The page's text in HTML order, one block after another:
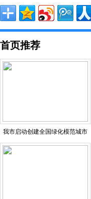
首页推荐
我市启动创建全国绿化模范城市